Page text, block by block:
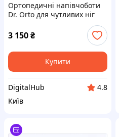
Ортопедичні напівчоботи
Dr. Orto для чутливих ніг
3 150₴
Купити
DigitalHub
4.8
Київ